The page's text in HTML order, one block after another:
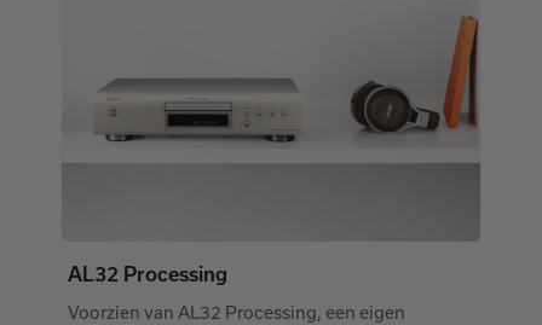
AL32 Processing
Voorzien van AL32 Processing, een eigen